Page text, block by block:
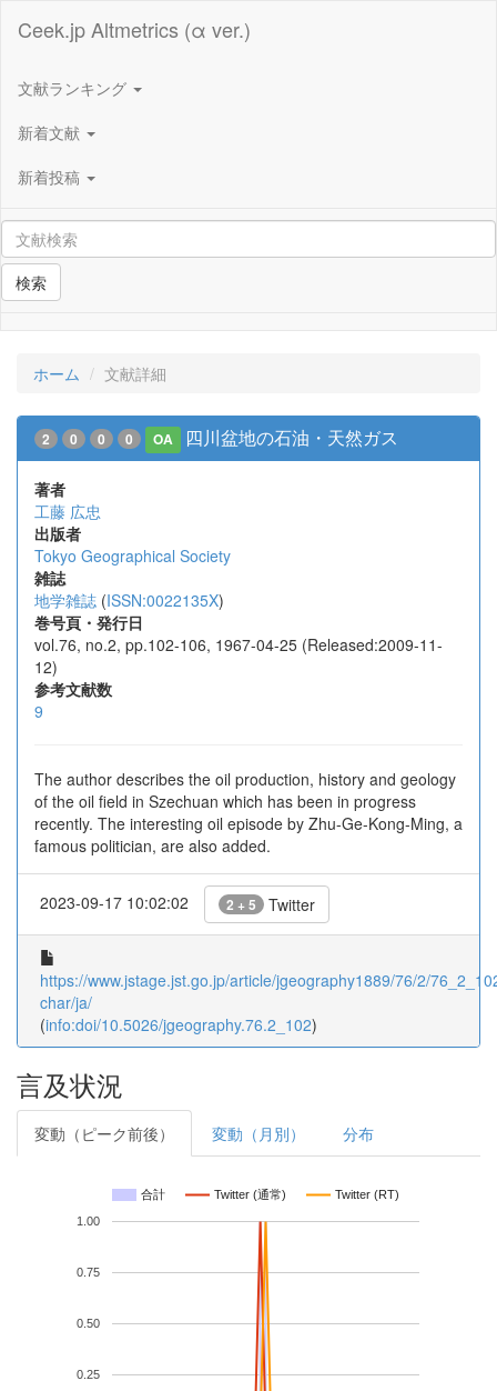
Ceek.jp Altmetrics (α ver.)
文献ランキング
新着文献
新着投稿
検索
ホーム 文献詳細
2 0 0 0 OA 四川盆地の石油・天然ガス
著者
工藤 広忠
出版者
Tokyo Geographical Society
雑誌
地学雑誌 (ISSN:0022135X)
巻号頁・発行日
vol.76, no.2, pp.102-106, 1967-04-25 (Released:2009-11-
12)
参考文献数
9
The author describes the oil production, history and geology
of the oil field in Szechuan which has been in progress
recently. The interesting oil episode by Zhu-Ge-Kong-Ming, a
famous politician, are also added.
2023-09-17 10:02:02 2 + 5 Twitter
https://www.jstage.jst.go.jp/article/jgeography1889/76/2/
char/ja/
(info:doi/10.5026/jgeography.76.2_102)
言及状況
変動（ピーク前後） 変動（月別） 分布
合計 Twitter (通常) Twitter (RT)
0.25
0.50
0.75
1.00